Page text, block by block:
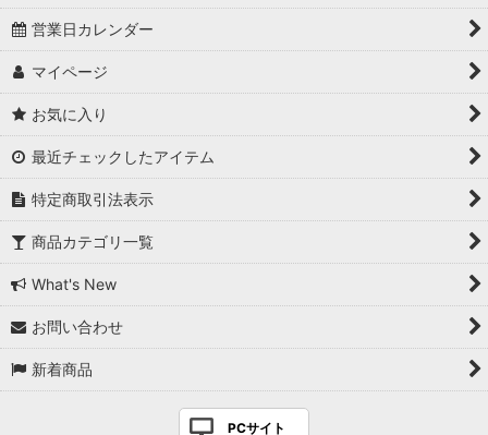
営業日カレンダー
マイページ
お気に入り
最近チェックしたアイテム
特定商取引法表示
商品カテゴリ一覧
What's New
お問い合わせ
新着商品
PCサイト